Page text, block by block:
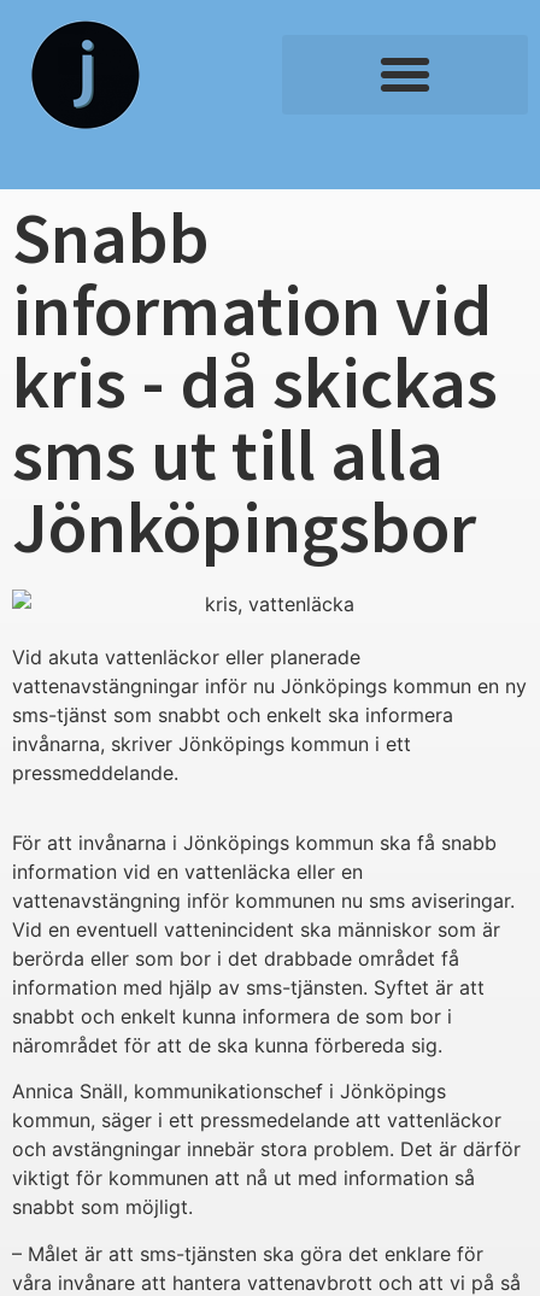
Snabb
information vid
kris - då skickas
sms ut till alla
Jönköpingsbor
Vid akuta vattenläckor eller planerade
vattenavstängningar inför nu Jönköpings kommun en ny
sms-tjänst som snabbt och enkelt ska informera
invånarna, skriver Jönköpings kommun i ett
pressmeddelande.
För att invånarna i Jönköpings kommun ska få snabb
information vid en vattenläcka eller en
vattenavstängning inför kommunen nu sms aviseringar.
Vid en eventuell vattenincident ska människor som är
berörda eller som bor i det drabbade området få
information med hjälp av sms-tjänsten. Syftet är att
snabbt och enkelt kunna informera de som bor i
närområdet för att de ska kunna förbereda sig.
Annica Snäll, kommunikationschef i Jönköpings
kommun, säger i ett pressmedelande att vattenläckor
och avstängningar innebär stora problem. Det är därför
viktigt för kommunen att nå ut med information så
snabbt som möjligt.
– Målet är att sms-tjänsten ska göra det enklare för
våra invånare att hantera vattenavbrott och att vi på så